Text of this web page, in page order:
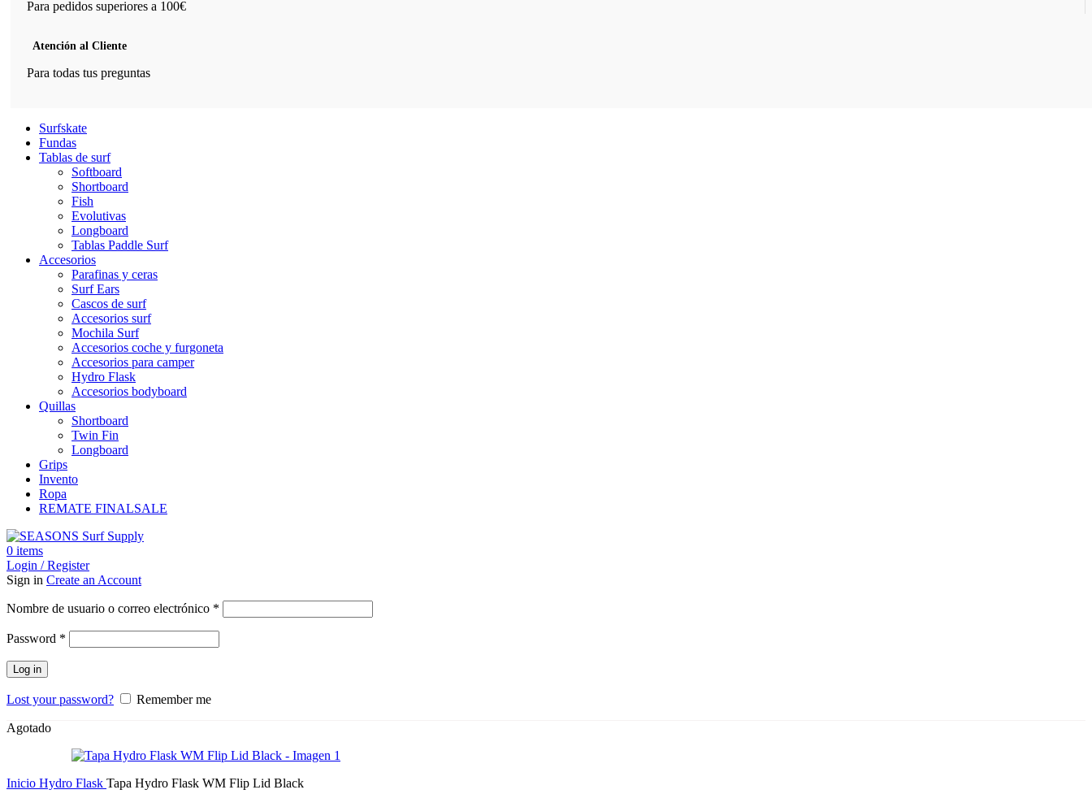
Para pedidos superiores a 100€
Atención al Cliente
Para todas tus preguntas
Surfskate
Fundas
Tablas de surf
Softboard
Shortboard
Fish
Evolutivas
Longboard
Tablas Paddle Surf
Accesorios
Parafinas y ceras
Surf Ears
Cascos de surf
Accesorios surf
Mochila Surf
Accesorios coche y furgoneta
Accesorios para camper
Hydro Flask
Accesorios bodyboard
Quillas
Shortboard
Twin Fin
Longboard
Grips
Invento
Ropa
REMATE FINALSALE
0 items
Login / Register
Sign in Create an Account
Nombre de usuario o correo electrónico *
Password *
Log in
Lost your password? Remember me
Agotado
Inicio Hydro Flask Tapa Hydro Flask WM Flip Lid Black